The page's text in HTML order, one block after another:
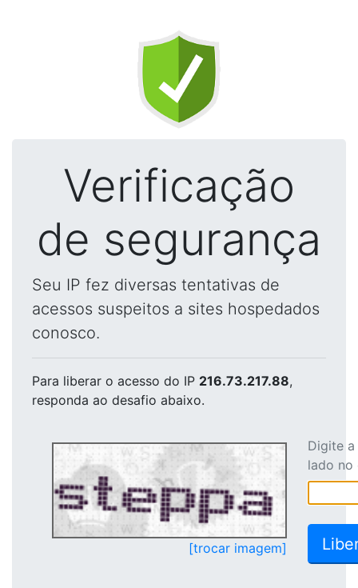
Verificação
de segurança
Seu IP fez diversas tentativas de
acessos suspeitos a sites hospedados
conosco.
Para liberar o acesso do IP 216.73.217.88,
responda ao desafio abaixo.
[trocar imagem]
Digite
lado no